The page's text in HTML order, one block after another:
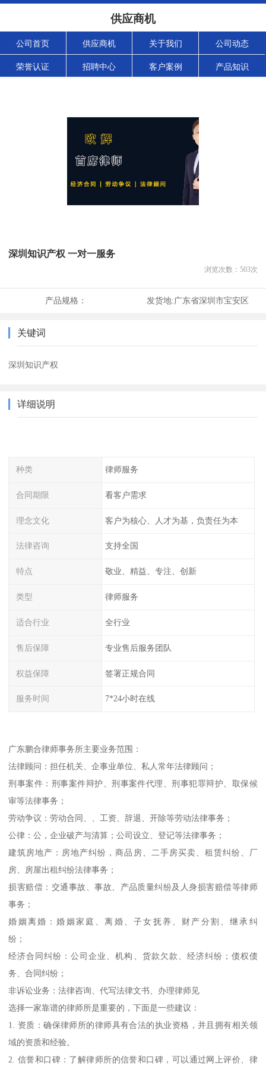
供应商机
公司首页 供应商机 关于我们 公司动态
荣誉认证 招聘中心 客户案例 产品知识
深圳知识产权 一对一服务
浏览次数： 503次
产品规格： 发货地:广东省深圳市宝安区
关键词
深圳知识产权
详细说明
种类 律师服务
合同期限 看客户需求
理念文化 客户为核心、人才为基，负责任为本
法律咨询 支持全国
特点 敬业、精益、专注、创新
类型 律师服务
适合行业 全行业
售后保障 专业售后服务团队
权益保障 签署正规合同
服务时间 7*24小时在线
广东鹏合律师事务所主要业务范围：
法律顾问：担任机关、企事业单位、私人常年法律顾问；
刑事案件：刑事案件辩护、刑事案件代理、刑事犯罪辩护、取保候
审等法律事务；
劳动争议：劳动合同、、工资、辞退、开除等劳动法律事务；
公律：公，企业破产与清算；公司设立、登记等法律事务；
建筑房地产：房地产纠纷，商品房、二手房买卖、租赁纠纷、厂
房、房屋出租纠纷法律事务；
损害赔偿：交通事故、事故、产品质量纠纷及人身损害赔偿等律师
事务；
婚姻离婚：婚姻家庭、离婚、子女抚养、财产分割、继承纠
纷；
经济合同纠纷：公司企业、机构、货款欠款、经济纠纷；债权债
务、合同纠纷；
非诉讼业务：法律咨询、代写法律文书、办理律师见
选择一家靠谱的律师所是重要的，下面是一些建议：
1. 资质：确保律师所的律师具有合法的执业资格，并且拥有相关领
域的资质和经验。
2. 信誉和口碑：了解律师所的信誉和口碑，可以通过网上评价、律